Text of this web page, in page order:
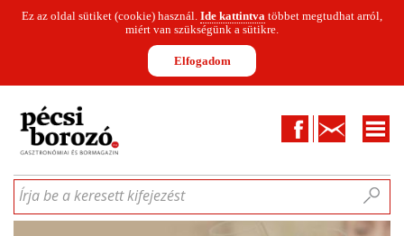
Ez az oldal sütiket (cookie) használ. Ide kattintva többet megtudhat arról,
miért van szükségünk a sütikre.
Elfogadom
FacebookKapcsolat
CIKKEKHÍREKINFOGRAFIKÁKMUNKATÁRSAKWINESOFA
Írja be a keresett kifejezést